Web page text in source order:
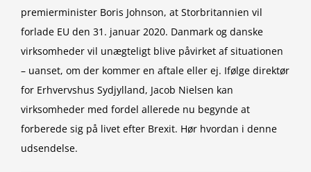
premierminister Boris Johnson, at Storbritannien vil
forlade EU den 31. januar 2020. Danmark og danske
virksomheder vil unægteligt blive påvirket af situationen
– uanset, om der kommer en aftale eller ej. Ifølge direktør
for Erhvervshus Sydjylland, Jacob Nielsen kan
virksomheder med fordel allerede nu begynde at
forberede sig på livet efter Brexit. Hør hvordan i denne
udsendelse.